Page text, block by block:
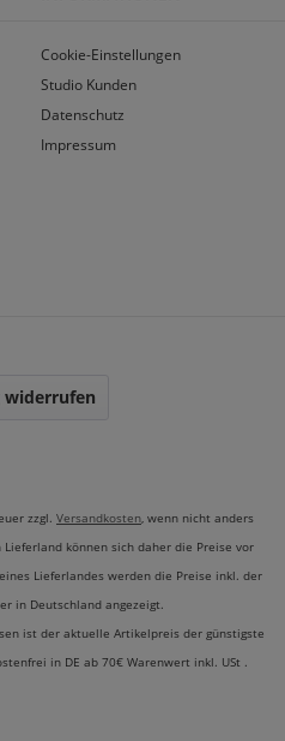
Cookie-Einstellungen
Studio Kunden
Datenschutz
Impressum
widerrufen
zzgl. Versandkosten, wenn nicht anders
können sich daher die Preise vor
Lieferlandes werden die Preise inkl. der
in Deutschland angezeigt.
ist der aktuelle Artikelpreis der günstigste
in DE ab 70€ Warenwert inkl. USt .